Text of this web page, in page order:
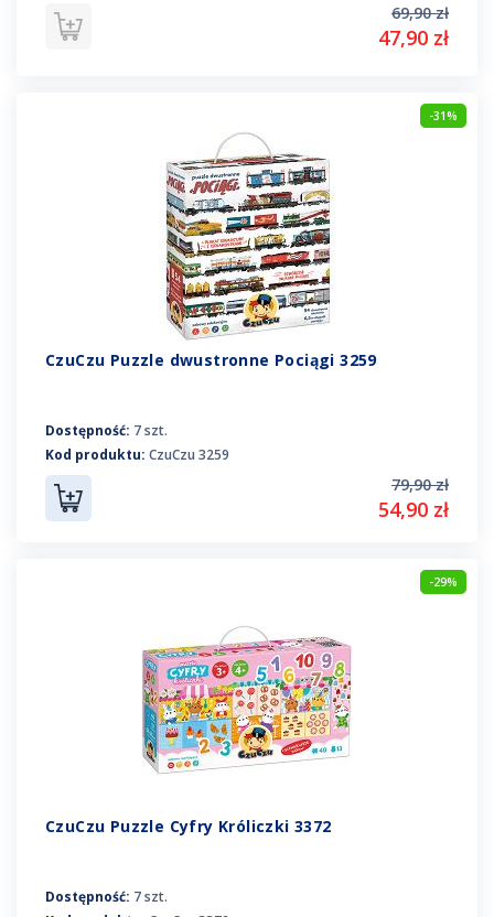
69,90 zł
47,90 zł
-31%
CzuCzu Puzzle dwustronne Pociągi 3259
Dostępność: 7 szt.
Kod produktu: CzuCzu 3259
79,90 zł
54,90 zł
-29%
CzuCzu Puzzle Cyfry Króliczki 3372
Dostępność: 7 szt.